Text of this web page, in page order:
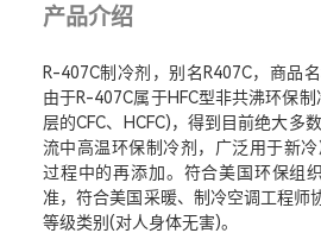
产品介绍
R-407C制冷剂，别名R407C，商品
由于R-407C属于HFC型非共沸环保
层的CFC、HCFC)，得到目前绝大多
流中高温环保制冷剂，广泛用于新
过程中的再添加。符合美国环保组
准，符合美国采暖、制冷空调工程师
等级类别(对人身体无害)。